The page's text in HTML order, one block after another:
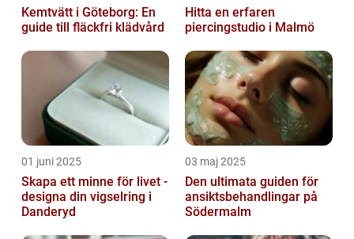
Kemtvätt i Göteborg: En
guide till fläckfri klädvård
Hitta en erfaren
piercingstudio i Malmö
01 juni 2025
Skapa ett minne för livet -
designa din vigselring i
Danderyd
03 maj 2025
Den ultimata guiden för
ansiktsbehandlingar på
Södermalm